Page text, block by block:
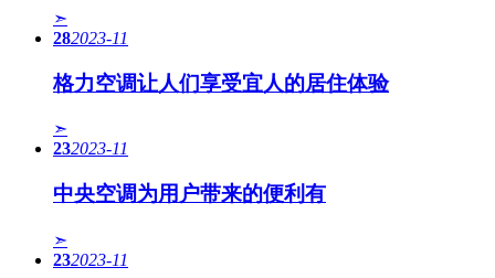
➣
282023-11
格力空调让人们享受宜人的居住体验
➣
232023-11
中央空调为用户带来的便利有
➣
232023-11